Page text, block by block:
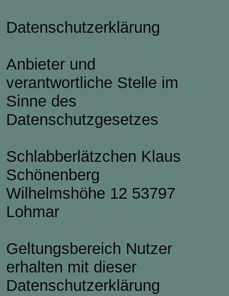
Datenschutzerklärung
Anbieter und
verantwortliche Stelle im
Sinne des
Datenschutzgesetzes
Schlabberlätzchen Klaus
Schönenberg
Wilhelmshöhe 12 53797
Lohmar
Geltungsbereich Nutzer
erhalten mit dieser
Datenschutzerklärung